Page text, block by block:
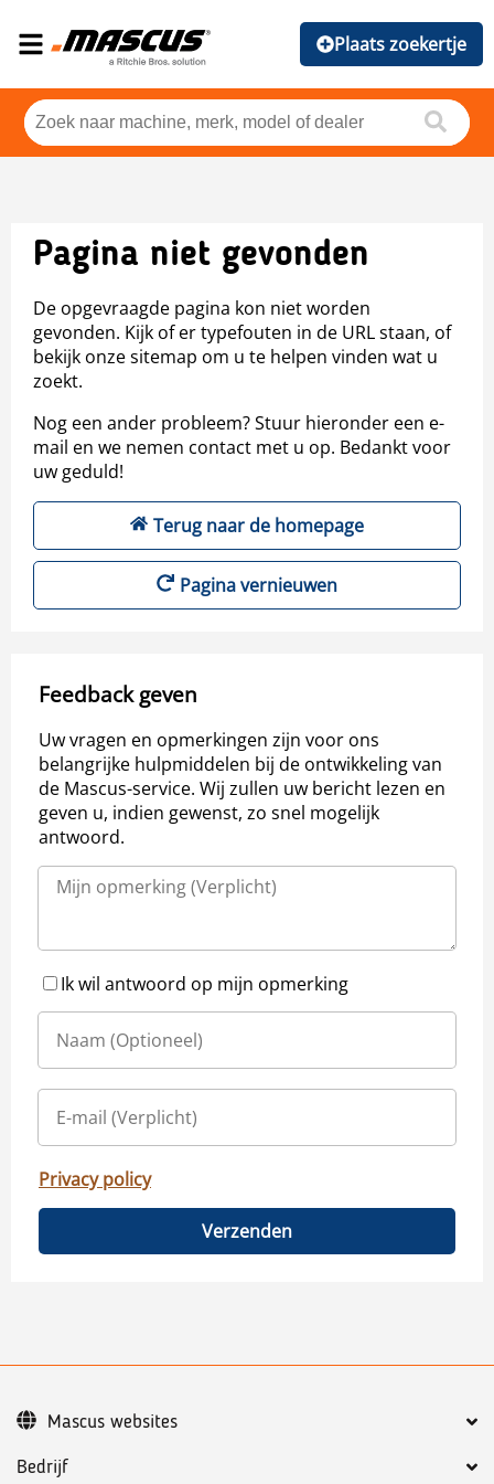
Plaats zoekertje
Pagina niet gevonden
De opgevraagde pagina kon niet worden
gevonden. Kijk of er typefouten in de URL staan, of
bekijk onze sitemap om u te helpen vinden wat u
zoekt.
Nog een ander probleem? Stuur hieronder een e-
mail en we nemen contact met u op. Bedankt voor
uw geduld!
Terug naar de homepage
Pagina vernieuwen
Feedback geven
Uw vragen en opmerkingen zijn voor ons
belangrijke hulpmiddelen bij de ontwikkeling van
de Mascus-service. Wij zullen uw bericht lezen en
geven u, indien gewenst, zo snel mogelijk
antwoord.
Ik wil antwoord op mijn opmerking
Privacy policy
Verzenden
Bedrijf
Mascus websites